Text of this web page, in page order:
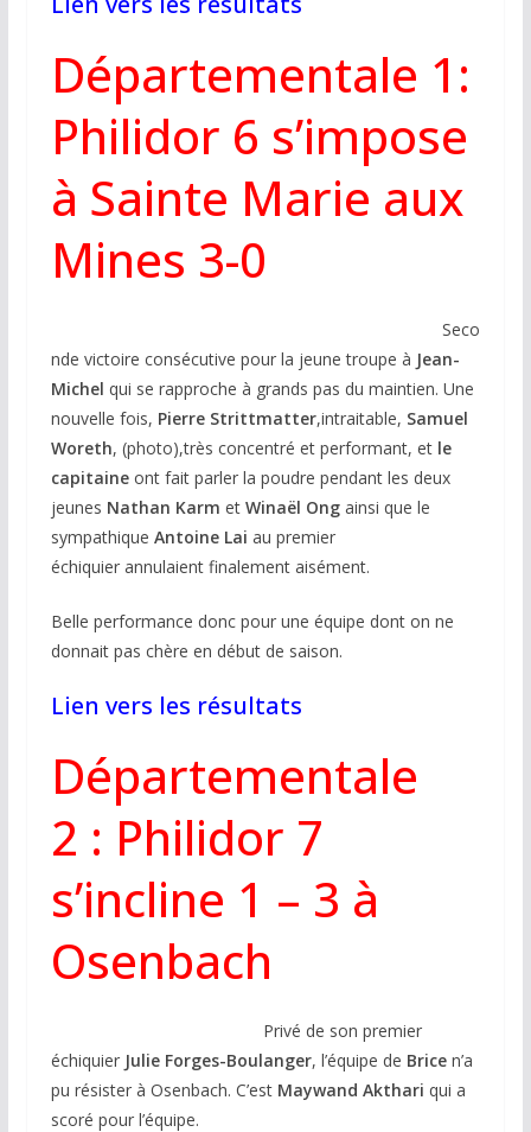
Départementale 1:
Philidor 6 s’impose
à Sainte Marie aux
Mines 3-0
Seco
nde victoire consécutive pour la jeune troupe à Jean-
Michel qui se rapproche à grands pas du maintien. Une
nouvelle fois, Pierre Strittmatter,intraitable, Samuel
Woreth, (photo),très concentré et performant, et le
capitaineont fait parler la poudre pendant les deux
jeunes Nathan Karm etWinaël Ongainsi que le
sympathique Antoine Lai au premier
échiquier annulaient finalement aisément.
Belle performance donc pour une équipe dont on ne
donnait pas chère en début de saison.
Lien vers les résultats
Départementale
2 : Philidor 7
s’incline 1 – 3 à
Osenbach
Privé de son premier
échiquier Julie Forges-Boulanger, l’équipe de Bricen’a
pu résister à Osenbach. C’est Maywand Akthari qui a
scoré pour l’équipe.